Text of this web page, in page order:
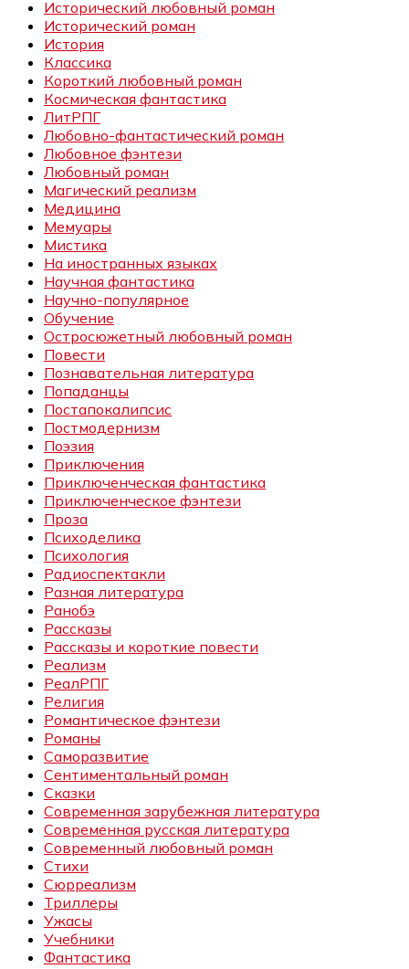
Исторический любовный роман
Исторический роман
История
Классика
Короткий любовный роман
Космическая фантастика
ЛитРПГ
Любовно-фантастический роман
Любовное фэнтези
Любовный роман
Магический реализм
Медицина
Мемуары
Мистика
На иностранных языках
Научная фантастика
Научно-популярное
Обучение
Остросюжетный любовный роман
Повести
Познавательная литература
Попаданцы
Постапокалипсис
Постмодернизм
Поэзия
Приключения
Приключенческая фантастика
Приключенческое фэнтези
Проза
Психоделика
Психология
Радиоспектакли
Разная литература
Ранобэ
Рассказы
Рассказы и короткие повести
Реализм
РеалРПГ
Религия
Романтическое фэнтези
Романы
Саморазвитие
Сентиментальный роман
Сказки
Современная зарубежная литература
Современная русская литература
Современный любовный роман
Стихи
Сюрреализм
Триллеры
Ужасы
Учебники
Фантастика